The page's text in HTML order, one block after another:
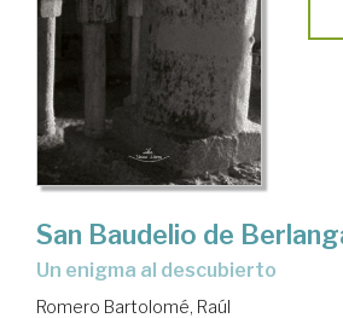
San Baudelio de
un enigma al descubierto
Romero Bartolomé, Raúl